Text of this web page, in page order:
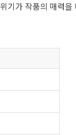
기가 작품의 매력을